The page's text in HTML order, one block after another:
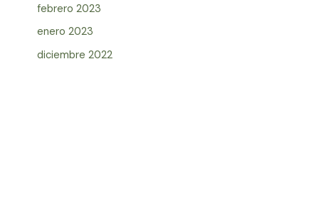
febrero 2023
enero 2023
diciembre 2022